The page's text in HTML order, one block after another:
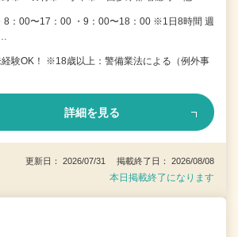
8：00〜17：00 ・9：00〜18：00 ※1日8時間 週
験OK！ ※18歳以上：警備業法による（例外事
詳細を見る
更新日： 2026/07/31 掲載終了日： 2026/08/08
本日掲載終了になります